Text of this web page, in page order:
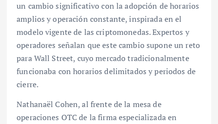
un cambio significativo con la adopción de horarios
amplios y operación constante, inspirada en el
modelo vigente de las criptomonedas. Expertos y
operadores señalan que este cambio supone un reto
para Wall Street, cuyo mercado tradicionalmente
funcionaba con horarios delimitados y periodos de
cierre.
Nathanaël Cohen, al frente de la mesa de
operaciones OTC de la firma especializada en